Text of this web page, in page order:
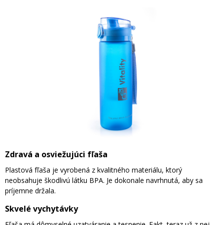
Zdravá a osviežujúci fľaša
Plastová fľaša je vyrobená z kvalitného materiálu, ktorý
neobsahuje škodlivú látku BPA. Je dokonale navrhnutá, aby sa
príjemne držala.
Skvelé vychytávky